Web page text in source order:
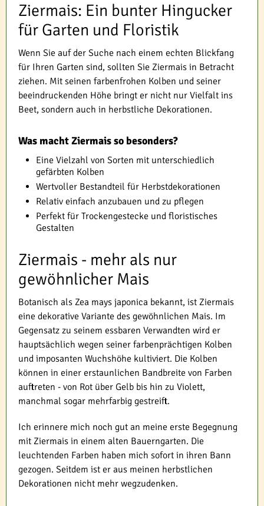
Ziermais: Ein bunter Hingucker
für Garten und Floristik
Wenn Sie auf der Suche nach einem echten Blickfang
für Ihren Garten sind, sollten Sie Ziermais in Betracht
ziehen. Mit seinen farbenfrohen Kolben und seiner
beeindruckenden Höhe bringt er nicht nur Vielfalt ins
Beet, sondern auch in herbstliche Dekorationen.
Was macht Ziermais so besonders?
Eine Vielzahl von Sorten mit unterschiedlich
gefärbten Kolben
Wertvoller Bestandteil für Herbstdekorationen
Relativ einfach anzubauen und zu pflegen
Perfekt für Trockengestecke und floristisches
Gestalten
Ziermais - mehr als nur
gewöhnlicher Mais
Botanisch als Zea mays japonica bekannt, ist Ziermais
eine dekorative Variante des gewöhnlichen Mais. Im
Gegensatz zu seinem essbaren Verwandten wird er
hauptsächlich wegen seiner farbenprächtigen Kolben
und imposanten Wuchshöhe kultiviert. Die Kolben
können in einer erstaunlichen Bandbreite von Farben
auftreten - von Rot über Gelb bis hin zu Violett,
manchmal sogar mehrfarbig gestreift.
Ich erinnere mich noch gut an meine erste Begegnung
mit Ziermais in einem alten Bauerngarten. Die
leuchtenden Farben haben mich sofort in ihren Bann
gezogen. Seitdem ist er aus meinen herbstlichen
Dekorationen nicht mehr wegzudenken.